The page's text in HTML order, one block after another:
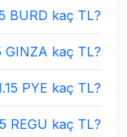
BURD kaç TL?
GINZA kaç TL?
PYE kaç TL?
REGU kaç TL?